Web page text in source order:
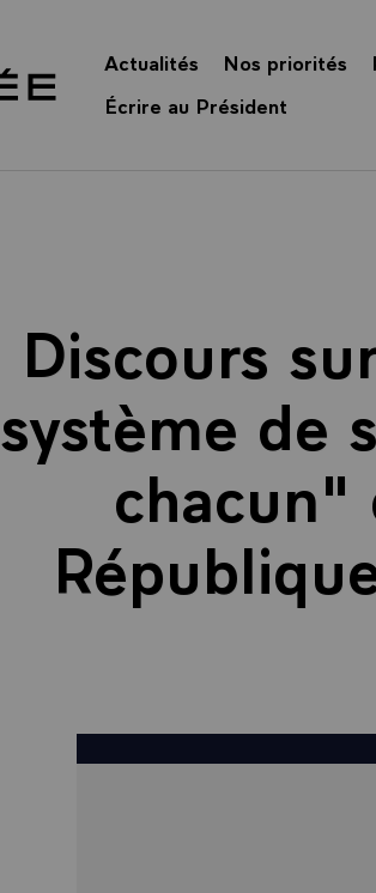
Actualités Nos priorités
Écrire au Président
Discours
système de
chacun"